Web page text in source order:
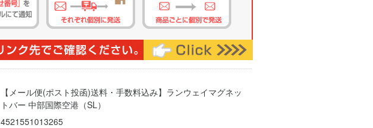
【メール便(ポスト投函)送料・手数料込み】ランウェイマグネッ
トバー 中部国際空港（SL）
4521551013265